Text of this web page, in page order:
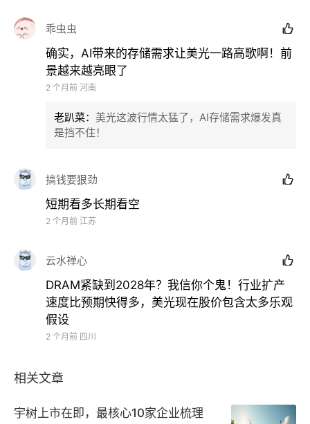
在存储需求因AI热潮而持续攀升的背景下，市场交易员
对美光的定位已发生转变——不再将它归类为传统的周
期性芯片制造商，而是将其视为AI基建扩张中的直接
6月22日，美光科技宣布与Anthropic达成战略协议，
该协议涵盖内存和存储人工智能架构设计、供需合作、
美光对Claude AI技术的企业级应用，以及对
Anthropic H轮融资的战略投资。该协议进一步巩固了
市场对美光在AI存储赛道中关键地位的认知。
与此同时，华尔街投行密集上调美光目标价。高盛在本
月早些时候就已率先看好美光。分析师预计公司将交出
900美元。而目前美光股价已远超这一预期，进一步印
证了市场对AI存储芯片赛道的高度押注。
乖虫虫 
确实，AI带来的存储需求让美光一路高歌啊！前
景越来越亮眼了
2 个月前 河南
老趴菜： 美光这波行情太猛了，AI存储需求爆发真
是挡不住！
搞钱要狠劲 
短期看多长期看空
2 个月前 江苏
云水禅心 
DRAM紧缺到2028年？我信你个鬼！行业扩产
速度比预期快得多，美光现在股价包含太多乐观
假设
2 个月前 四川
相关文章
宇树上市在即，最核心10家企业梳理